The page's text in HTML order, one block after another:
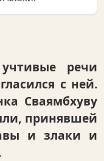
речи
с ней.
Сваямбхуву
принявшей
и злаки и